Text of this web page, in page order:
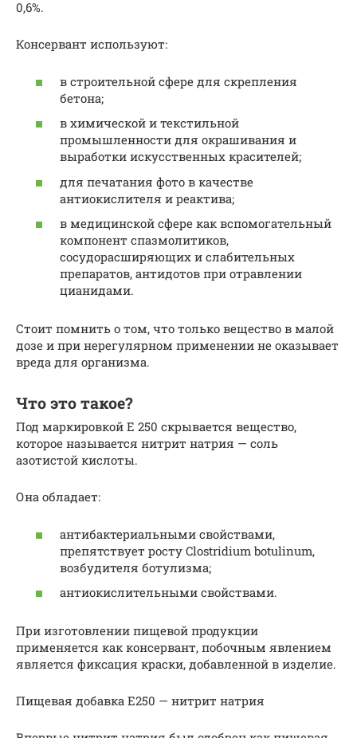
0,6%.
Консервант используют:
в строительной сфере для скрепления
бетона;
в химической и текстильной
промышленности для окрашивания и
выработки искусственных красителей;
для печатания фото в качестве
антиокислителя и реактива;
в медицинской сфере как вспомогательный
компонент спазмолитиков,
сосудорасширяющих и слабительных
препаратов, антидотов при отравлении
цианидами.
Стоит помнить о том, что только вещество в малой
дозе и при нерегулярном применении не оказывает
вреда для организма.
Что это такое?
Под маркировкой Е 250 скрывается вещество,
которое называется нитрит натрия — соль
азотистой кислоты.
Она обладает:
антибактериальными свойствами,
препятствует росту Clostridium botulinum,
возбудителя ботулизма;
антиокислительными свойствами.
При изготовлении пищевой продукции
применяется как консервант, побочным явлением
является фиксация краски, добавленной в изделие.
Пищевая добавка E250 — нитрит натрия